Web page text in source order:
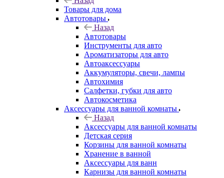
Товары для дома
Автотовары
Назад
Автотовары
Инструменты для авто
Ароматизаторы для авто
Автоаксессуары
Аккумуляторы, свечи, лампы
Автохимия
Салфетки, губки для авто
Автокосметика
Аксессуары для ванной комнаты
Назад
Аксессуары для ванной комнаты
Детская серия
Корзины для ванной комнаты
Хранение в ванной
Аксессуары для ванн
Карнизы для ванной комнаты